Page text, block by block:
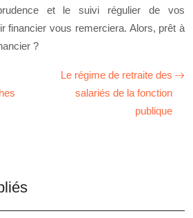
et le suivi régulier de vos
financier vous remerciera. Alors, prêt à
?
Le régime de retraite des
salariés de la fonction
publique